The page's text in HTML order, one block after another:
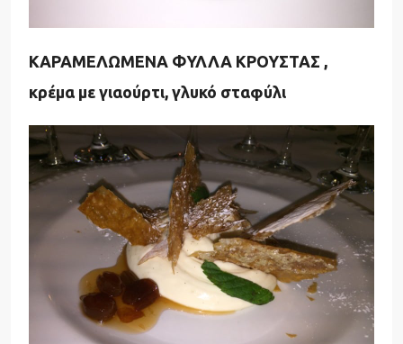
ΚΑΡΑΜΕΛΩΜΕΝΑ ΦΥΛΛΑ ΚΡΟΥΣΤΑΣ ,
κρέμα με γιαούρτι, γλυκό σταφύλι